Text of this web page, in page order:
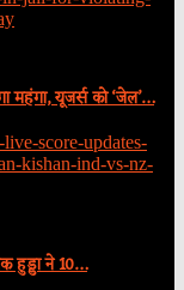
महंगा, यूजर्स को ‘जेल’…
हुड्डा ने 10…